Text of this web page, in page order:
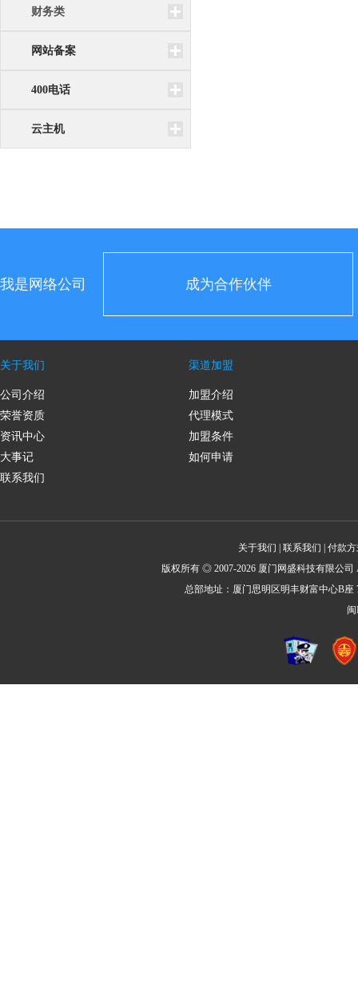
财务类
网站备案
400电话
云主机
我是网络公司 成为合作伙伴
关于我们
公司介绍
荣誉资质
资讯中心
大事记
联系我们
渠道加盟
加盟介绍
代理模式
加盟条件
如何申请
关于我们 联系我们
付款
版权所有 ◎ 2007-2026 厦门网盛科技有限公司
总部地址：厦门思明区明丰财富中心B座